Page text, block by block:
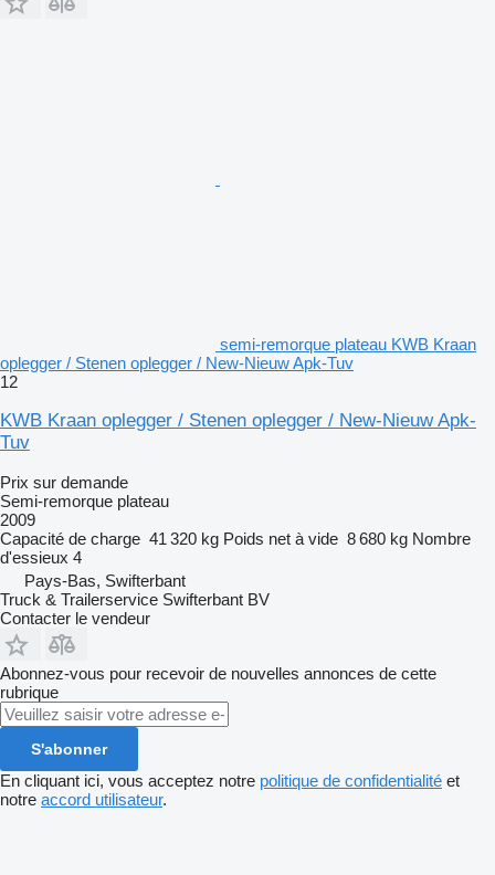
semi-remorque plateau KWB Kraan
oplegger / Stenen oplegger / New-Nieuw Apk-Tuv
12
KWB Kraan oplegger / Stenen oplegger / New-Nieuw Apk-
Tuv
Prix sur demande
Semi-remorque plateau
2009
Capacité de charge 41 320 kg Poids net à vide 8 680 kg Nombre
d'essieux 4
Pays-Bas, Swifterbant
Truck & Trailerservice Swifterbant BV
Contacter le vendeur
Abonnez-vous pour recevoir de nouvelles annonces de cette
rubrique
S'abonner
En cliquant ici, vous acceptez notre politique de confidentialité et
notre accord utilisateur.